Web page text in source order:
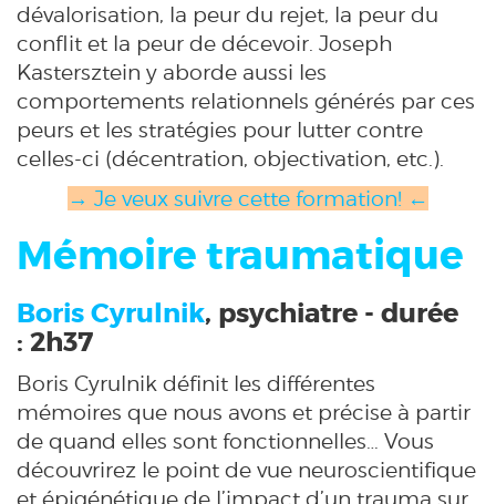
dévalorisation, la peur du rejet, la peur du
conflit et la peur de décevoir. Joseph
Kastersztein y aborde aussi les
comportements relationnels générés par ces
peurs et les stratégies pour lutter contre
celles-ci (décentration, objectivation, etc.).
→ Je veux suivre cette formation! ←
Mémoire traumatique
Boris Cyrulnik, psychiatre - durée
: 2h37
Boris Cyrulnik définit les différentes
mémoires que nous avons et précise à partir
de quand elles sont fonctionnelles… Vous
découvrirez le point de vue neuroscientifique
et épigénétique de l’impact d’un trauma sur